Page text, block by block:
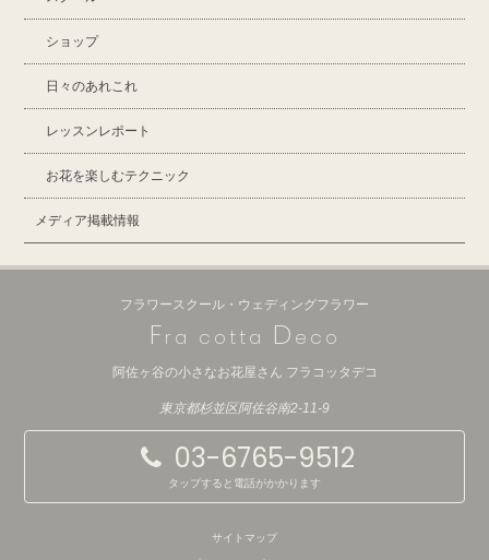
ショップ
日々のあれこれ
レッスンレポート
お花を楽しむテクニック
メディア掲載情報
フラワースクール・ウェディングフラワー
Fra cotta D eco
阿佐ヶ谷の小さなお花屋さん フラコッタデコ
東京都杉並区阿佐谷南2-11-9
03-6765-9512
タップすると電話がかかります
サイトマップ